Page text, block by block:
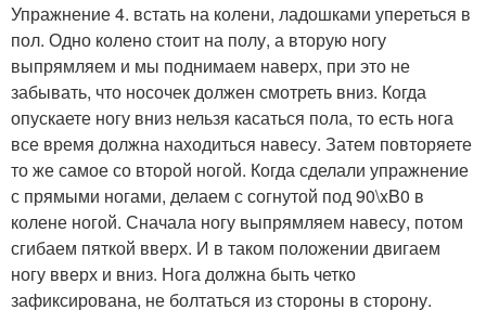
Упражнение 4. встать на колени, ладошками упереться в
пол. Одно колено стоит на полу, а вторую ногу
выпрямляем и мы поднимаем наверх, при это не
забывать, что носочек должен смотреть вниз. Когда
опускаете ногу вниз нельзя касаться пола, то есть нога
все время должна находиться навесу. Затем повторяете
то же самое со второй ногой. Когда сделали упражнение
с прямыми ногами, делаем с согнутой под 90\xB0 в
колене ногой. Сначала ногу выпрямляем навесу, потом
сгибаем пяткой вверх. И в таком положении двигаем
ногу вверх и вниз. Нога должна быть четко
зафиксирована, не болтаться из стороны в сторону.